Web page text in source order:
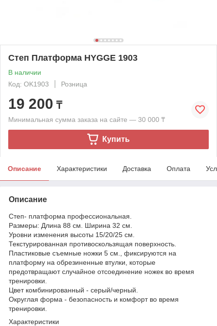
Степ Платформа HYGGE 1903
В наличии
Код: OK1903
Розница
19 200 ₸
Минимальная сумма заказа на сайте — 30 000 ₸
Купить
Описание Характеристики Доставка Оплата
Описание
Степ- платформа профессиональная.
Размеры: Длина 88 см. Ширина 32 см.
Уровни изменения высоты 15/20/25 см.
Текстурированная противоскользящая поверхность.
Пластиковые съемные ножки 5 см., фиксируются на
платформу на обрезиненные втулки, которые
предотвращают случайное отсоединение ножек во время
тренировки.
Цвет комбинированный - серый/черный.
Округлая форма - безопасность и комфорт во время
тренировки.
Характеристики